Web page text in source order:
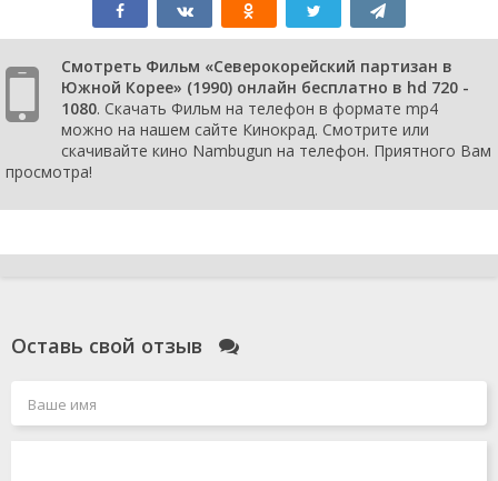
Смотреть Фильм «Северокорейский партизан в
Южной Корее» (1990) онлайн бесплатно в hd 720 -
1080. Скачать Фильм на телефон в формате mp4
можно на нашем сайте Кинокрад. Смотрите или
скачивайте кино Nambugun на телефон. Приятного Вам
просмотра!
Оставь свой отзыв